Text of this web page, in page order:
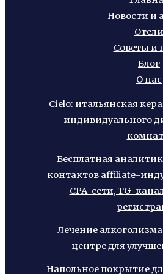
Новости и
Отели
Советы и
Блог
О нас
Cielo: итальянская
индивидуального
Бесплатная
контактов affiliate-
CPA-сети, TG-
Лечение
центре для
Напольное покрытие